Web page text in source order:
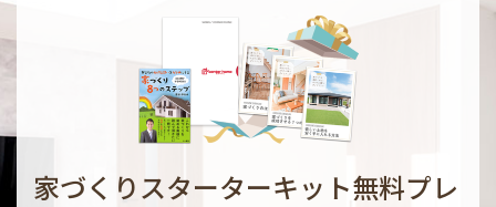
家づくりスターターキット無料プレ